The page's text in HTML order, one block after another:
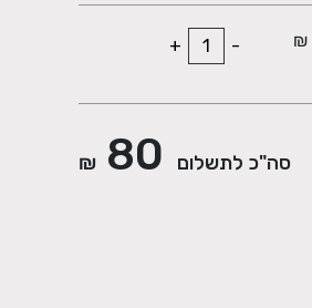
-
+
סה"כ לתשלום 80
₪